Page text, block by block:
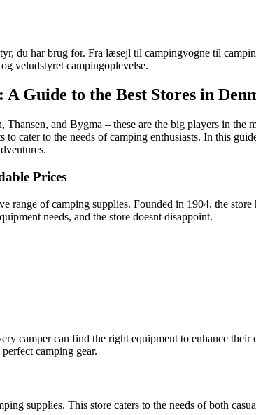
du har brug for. Fra læsejl til campingvogne til
veludstyret campingoplevelse.
Guide to the Best Stores in
and Bygma – these are the big players in the
cater to the needs of camping enthusiasts. In this
Prices
of camping supplies. Founded in 1904, the
needs, and the store doesnt disappoint.
camper can find the right equipment to enhance
camping gear.
supplies. This store caters to the needs of both